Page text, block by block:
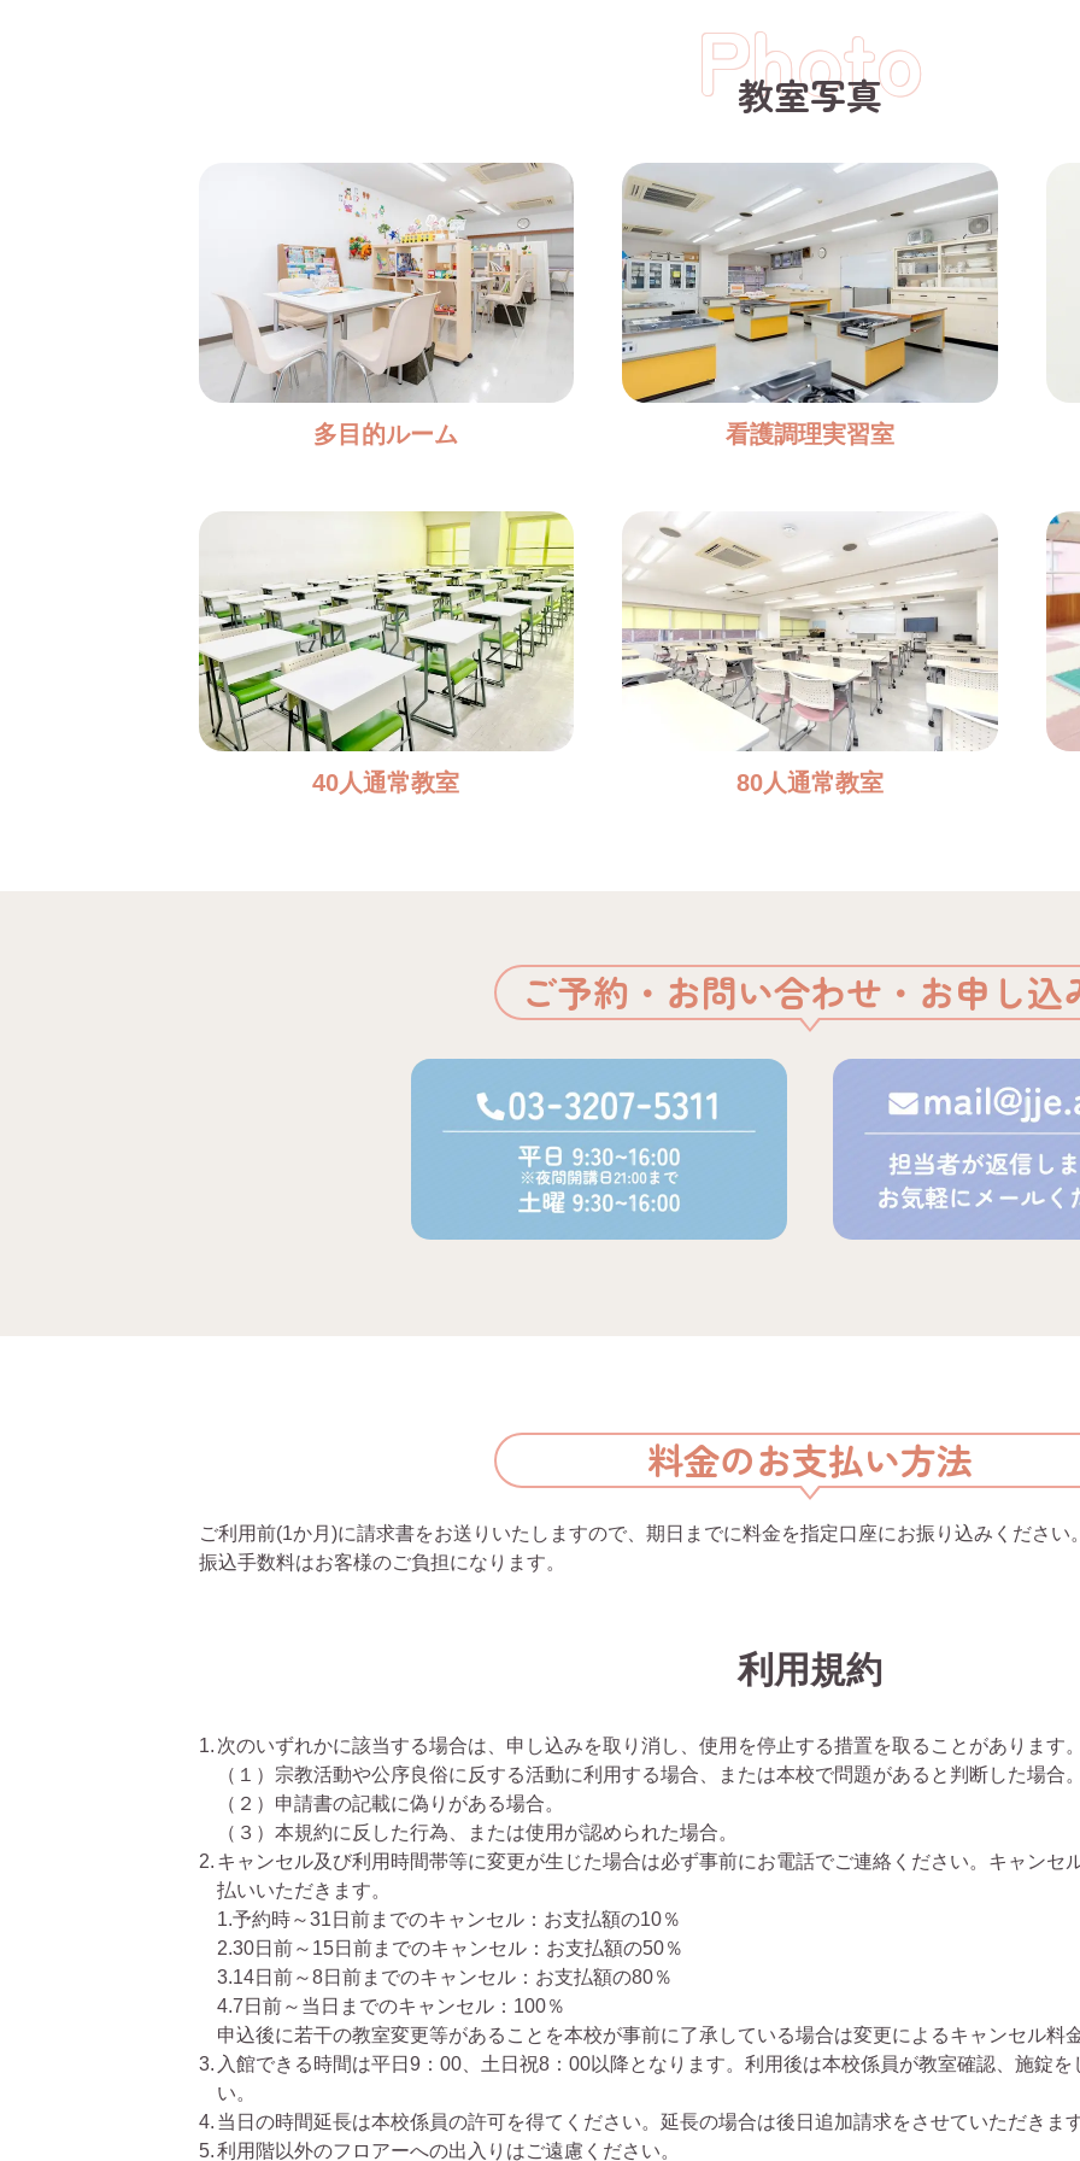
Photo
教室写真
多目的ルーム 看護調理実習室
40人通常教室 80人通常教室
ご予約・お問い合わせ・お申し込
料金のお支払い方法
ご利用前(1か月)に請求書をお送りいたしますので、期日までに料金を指定口座にお振り込みください
振込手数料はお客様のご負担になります。
利用規約
次のいずれかに該当する場合は、申し込みを取り消し、使用を停止する措置を取ることがあります
（１）宗教活動や公序良俗に反する活動に利用する場合、または本校で問題があると判断した場合
（２）申請書の記載に偽りがある場合。
（３）本規約に反した行為、または使用が認められた場合。
キャンセル及び利用時間帯等に変更が生じた場合は必ず事前にお電話でご連絡ください。キャンセ
払いいただきます。
1.予約時～31日前までのキャンセル：お支払額の10％
2.30日前～15日前までのキャンセル：お支払額の50％
3.14日前～8日前までのキャンセル：お支払額の80％
4.7日前～当日までのキャンセル：100％
申込後に若干の教室変更等があることを本校が事前に了承している場合は変更によるキャンセル料
入館できる時間は平日9：00、土日祝8：00以降となります。利用後は本校係員が教室確認、施錠
い。
当日の時間延長は本校係員の許可を得てください。延長の場合は後日追加請求をさせていただきま
利用階以外のフロアーへの出入りはご遠慮ください。